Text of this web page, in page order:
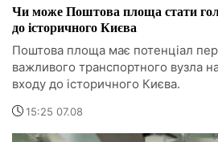
Чи може Поштова площа стати
до історичного Києва
Поштова площа має потенціал
важливого транспортного вузла
входу до історичного Києва.
15:25 07.08